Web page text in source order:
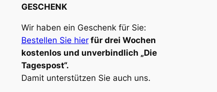
GESCHENK
Wir haben ein Geschenk für Sie:
Bestellen Sie hier für drei Wochen
kostenlos und unverbindlich „Die
Tagespost“.
Damit unterstützen Sie auch uns.